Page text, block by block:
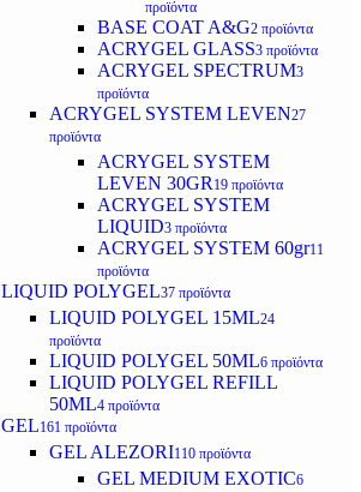
προϊόντα
BASE COAT A&G2 προϊόντα
ACRYGEL GLASS3 προϊόντα
ACRYGEL SPECTRUM3
προϊόντα
ACRYGEL SYSTEM LEVEN27
προϊόντα
ACRYGEL SYSTEM
LEVEN 30GR 19 προϊόντα
ACRYGEL SYSTEM
LIQUID3 προϊόντα
ACRYGEL SYSTEM 60gr11
προϊόντα
LIQUID POLYGEL37 προϊόντα
LIQUID POLYGEL 15ML24
προϊόντα
LIQUID POLYGEL 50ML6 προϊόντα
LIQUID POLYGEL REFILL
50ML4 προϊόντα
GEL161 προϊόντα
GEL ALEZORI110 προϊόντα
GEL MEDIUM EXOTIC6